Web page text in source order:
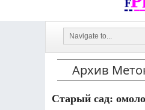
Архив
Старый сад: